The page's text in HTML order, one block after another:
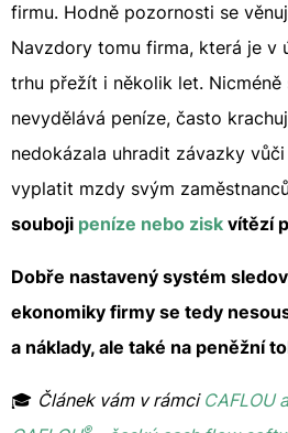
firmu. Hodně pozornosti se
Navzdory tomu firma, která je v
trhu přežít i několik let. Nicméně
nevydělává peníze, často
nedokázala uhradit závazky
vyplatit mzdy svým
souboji peníze nebo zisk vítězí
Dobře nastavený systém
ekonomiky firmy se tedy
a náklady, ale také na peněžní
🎓 Článek vám v rámci CAFLOU